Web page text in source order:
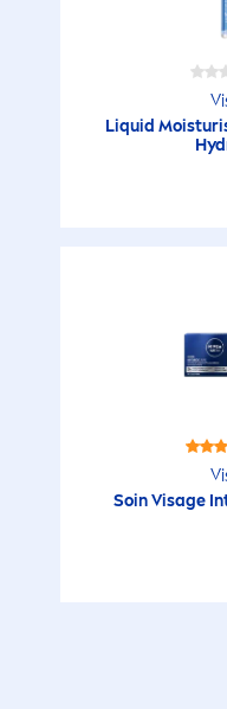
Liquid
Soin Visage